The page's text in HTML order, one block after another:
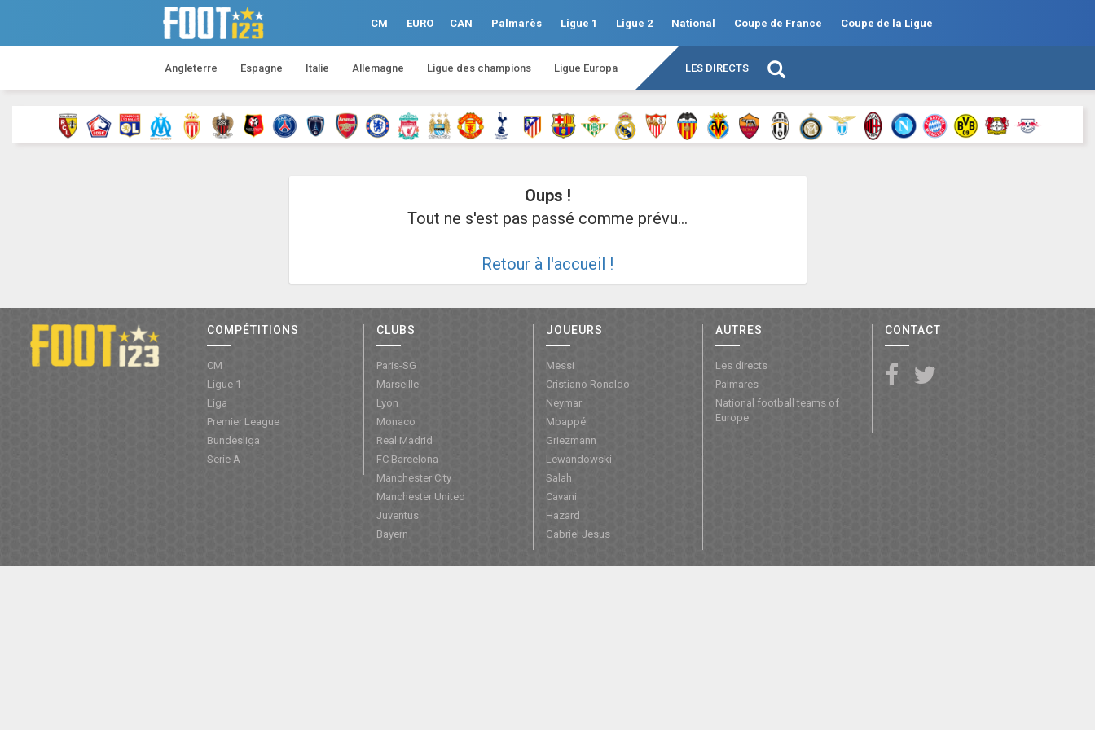
CM EURO CAN Palmarès Ligue 1 Ligue 2 National Coupe de France Coupe de la Ligue
Angleterre Espagne Italie Allemagne Ligue des champions Ligue Europa LES DIRECTS
Oups !
Tout ne s'est pas passé comme prévu...
Retour à l'accueil !
COMPÉTITIONS
CM
Ligue 1
Liga
Premier League
Bundesliga
Serie A
CLUBS
Paris-SG
Marseille
Lyon
Monaco
Real Madrid
FC Barcelona
Manchester City
Manchester United
Juventus
Bayern
JOUEURS
Messi
Cristiano Ronaldo
Neymar
Mbappé
Griezmann
Lewandowski
Salah
Cavani
Hazard
Gabriel Jesus
AUTRES
Les directs
Palmarès
National football teams of
Europe
CONTACT